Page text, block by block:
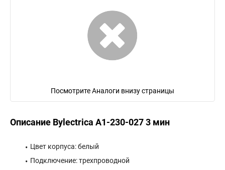
Посмотрите Аналоги внизу страницы
Описание Bylectrica А1-230-027 3 мин
Цвет корпуса: белый
Подключение: трехпроводной